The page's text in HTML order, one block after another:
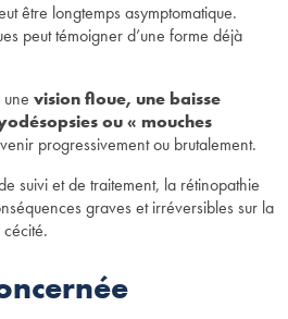
être longtemps asymptomatique.
peut témoigner d’une forme déjà
vision floue, une baisse
ou « mouches
progressivement ou brutalement.
suivi et de traitement, la rétinopathie
graves et irréversibles sur la